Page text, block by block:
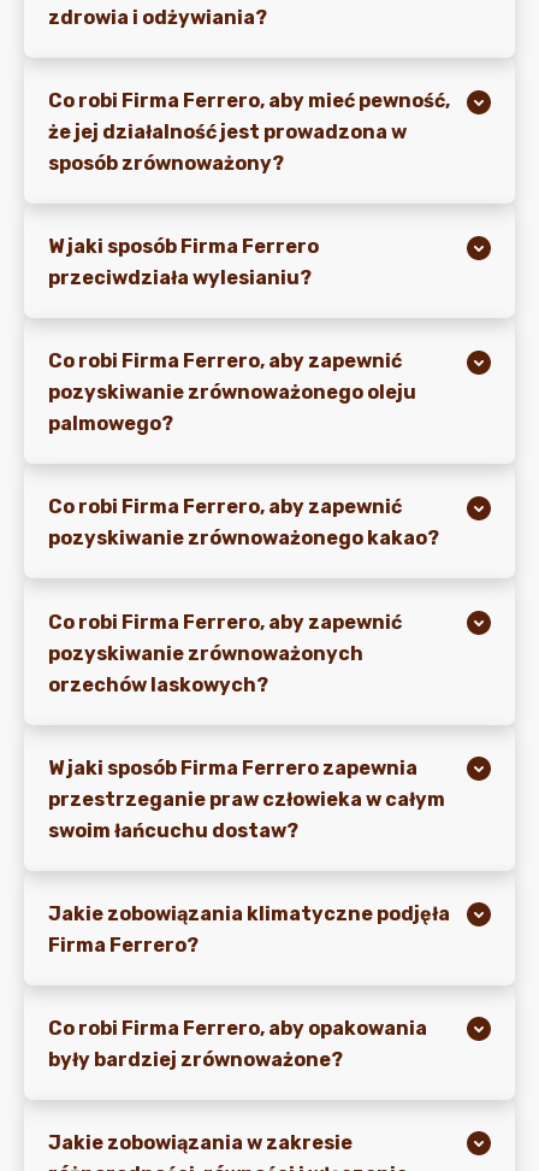
zdrowia i odżywiania?
Co robi Firma Ferrero, aby mieć pewność,
że jej działalność jest prowadzona w
sposób zrównoważony?
W jaki sposób Firma Ferrero
przeciwdziała wylesianiu?
Co robi Firma Ferrero, aby zapewnić
pozyskiwanie zrównoważonego oleju
palmowego?
Co robi Firma Ferrero, aby zapewnić
pozyskiwanie zrównoważonego kakao?
Co robi Firma Ferrero, aby zapewnić
pozyskiwanie zrównoważonych
orzechów laskowych?
W jaki sposób Firma Ferrero zapewnia
przestrzeganie praw człowieka w całym
swoim łańcuchu dostaw?
Jakie zobowiązania klimatyczne podjęła
Firma Ferrero?
Co robi Firma Ferrero, aby opakowania
były bardziej zrównoważone?
Jakie zobowiązania w zakresie